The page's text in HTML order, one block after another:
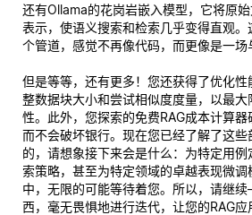
还有Ollama的花岗岩嵌入模型，它将原
表示，使语义搜索和检索几乎变得直观
个管道，感觉不再像代码，而更像是一场
但是等等，还有更多！您还获得了优化
整数据块大小和尝试相似度度量，以最
性。此外，您探索的免费RAG成本计算器
而不会破坏银行。现在您已经了解了这
的，请想象接下来会是什么：为特定用
索策略，甚至为特定领域的卓越表现微
中，无限的可能等待着您。所以，请继
西，毫无畏惧地进行迭代，让您的RAG